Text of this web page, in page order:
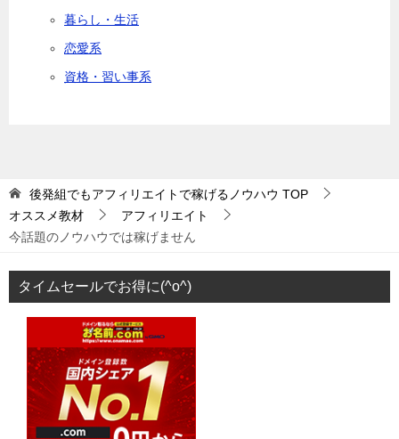
暮らし・生活
恋愛系
資格・習い事系
後発組でもアフィリエイトで稼げるノウハウ TOP
オススメ教材
アフィリエイト
今話題のノウハウでは稼げません
タイムセールでお得に(^o^)